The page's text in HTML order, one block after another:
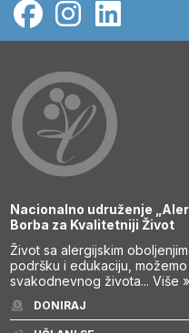
Nacionalno udruženje
Borba za Kvalitetniji Život
Život sa alergijskim
podršku i edukaciju,
svakodnevnog života...Više »
DONIRAJ